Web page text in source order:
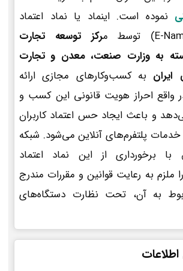
نموده است. اینماد یا نماد اعتماد
رکز توسعه تجارت
به وزارت صنعت، معدن و تجارت
به کسب‌وکارهای مجازی ارائه
واقع احراز هویت قانونی این کسب و
و باعث ایجاد حس اعتماد کاربران
خدمات پلتفرم‌های آنلاین می‌شود. شبکه
با برخورداری از این نماد اعتماد
ملزم به رعایت قوانین و مقررات مندرج
به آن، تحت نظارت دستگاه‌های